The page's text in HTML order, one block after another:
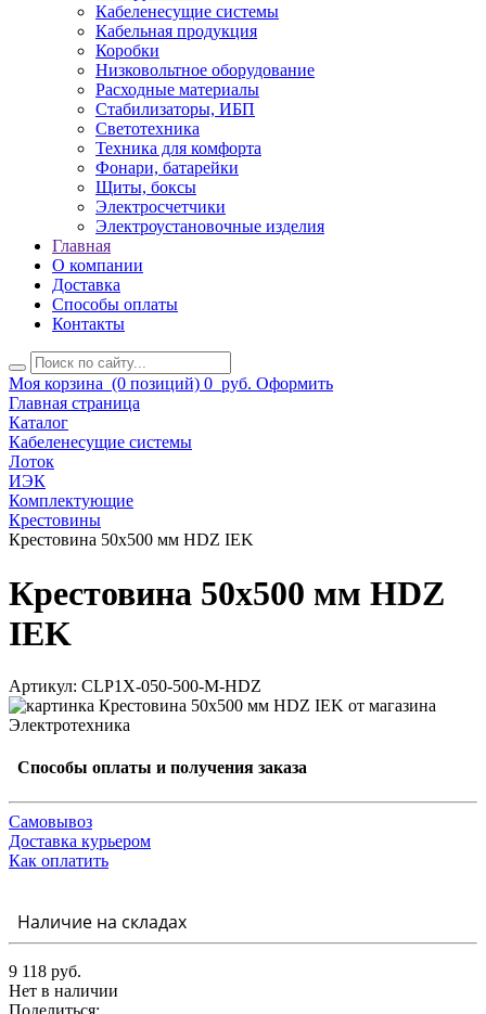
Кабеленесущие системы
Кабельная продукция
Коробки
Низковольтное оборудование
Расходные материалы
Стабилизаторы, ИБП
Светотехника
Техника для комфорта
Фонари, батарейки
Щиты, боксы
Электросчетчики
Электроустановочные изделия
Главная
О компании
Доставка
Способы оплаты
Контакты
Моя корзина (0 позиций) 0 руб. Оформить
Главная страница
Каталог
Кабеленесущие системы
Лоток
ИЭК
Комплектующие
Крестовины
Крестовина 50х500 мм HDZ IEK
Крестовина 50х500 мм HDZ
IEK
Артикул: CLP1X-050-500-M-HDZ
Способы оплаты и получения заказа
Самовывоз
Доставка курьером
Как оплатить
Наличие на складах
9 118 руб.
Нет в наличии
Поделиться: